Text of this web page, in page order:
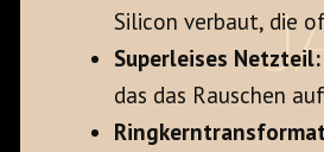
Silicon verbaut, die
Superleises Netzteil:
das das Rauschen